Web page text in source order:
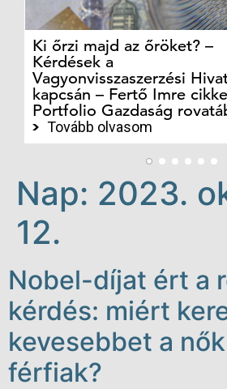
Ki őrzi majd az őröket? –
Kérdések a
Vagyonvisszaszerzési
kapcsán – Fertő Imre
Portfolio Gazdaság
Tovább olvasom
Nap: 2023.
12.
Nobel-díjat ért a
kérdés: miért
kevesebbet a
férfiak?